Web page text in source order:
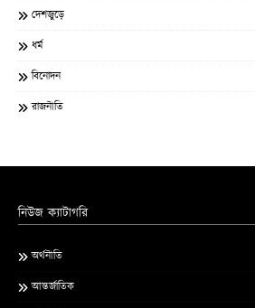
দেশজুড়ে
ধর্ম
বিনোদন
রাজনীতি
নিউজ ক্যাটাগরি
অর্থনীতি
আন্তর্জাতিক